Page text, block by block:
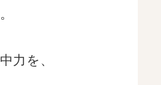
力を、